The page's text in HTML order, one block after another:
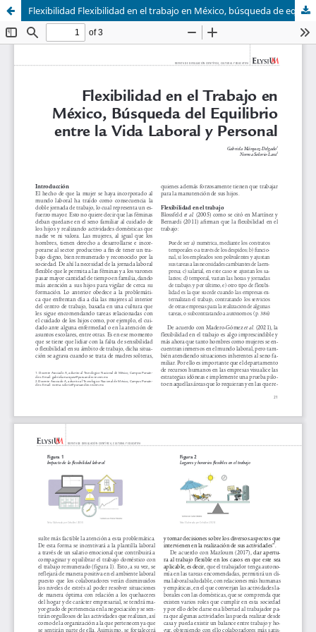
Flexibilidad Flexibilidad en el trabajo en México, búsqueda de equilibrio vida personal y laboral.